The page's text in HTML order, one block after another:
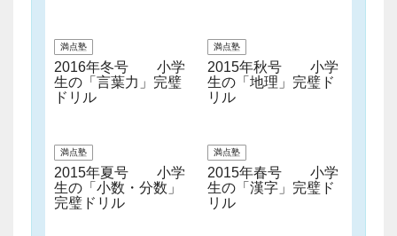
満点塾
2016年冬号 小学
生の「言葉力」完璧
ドリル
満点塾
2015年秋号 小学
生の「地理」完璧ド
リル
満点塾
2015年夏号 小学
生の「小数・分数」
完璧ドリル
満点塾
2015年春号 小学
生の「漢字」完璧ド
リル